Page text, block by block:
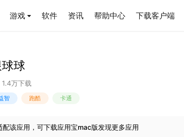
游戏 软件 资讯 帮助中心 下载客户端
球
1.4万下载
智 跑酷 卡通
配该应用，可下载应用宝mac版发现更多应用